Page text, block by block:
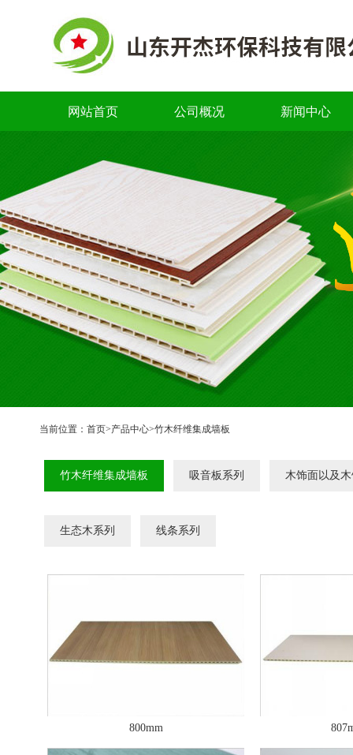
网站首页 公司概况 新闻中心
当前位置： 首页>产品中心>竹木纤维集成墙板
竹木纤维集成墙板 吸音板系列 木饰面以及
生态木系列 线条系列
800mm